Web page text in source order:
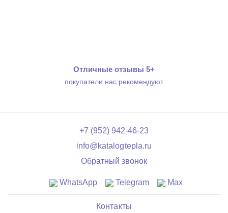
Отличные отзывы 5+
покупатели нас рекомендуют
+7 (952) 942-46-23
info@katalogtepla.ru
Обратный звонок
WhatsApp Telegram Max
Контакты